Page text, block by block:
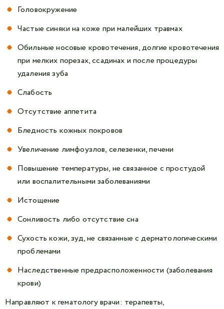
Головокружение
Частые синяки на коже при малейших травмах
Обильные носовые кровотечения, долгие кровотечения
при мелких порезах, ссадинах и после процедуры
удаления зуба
Слабость
Отсутствие аппетита
Бледность кожных покровов
Увеличение лимфоузлов, селезенки, печени
Повышение температуры, не связанное с простудой
или воспалительными заболеваниями
Истощение
Сонливость либо отсутствие сна
Сухость кожи, зуд, не связанные с дерматологическими
проблемами
Наследственные предрасположенности (заболевания
крови)
Направляют к гематологу врачи: терапевты,